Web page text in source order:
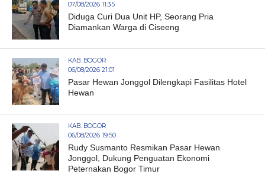
07/08/2026 11:35
Diduga Curi Dua Unit HP, Seorang Pria
Diamankan Warga di Ciseeng
KAB. BOGOR
06/08/2026 21:01
Pasar Hewan Jonggol Dilengkapi Fasilitas Hotel
Hewan
KAB. BOGOR
06/08/2026 19:50
Rudy Susmanto Resmikan Pasar Hewan
Jonggol, Dukung Penguatan Ekonomi
Peternakan Bogor Timur